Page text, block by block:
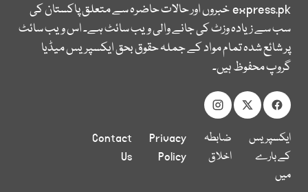
express.pkخبروں اور حالات حاضرہ سے متعلق پاکستان کی
سب سے زیادہ وزٹ کی جانے والی ویب سائٹ ہے۔ اس ویب سائٹ
پر شائع شدہ تمام مواد کے جملہ حقوق بحق ایکسپریس میڈیا
گروپ محفوظ ہیں۔
ایکسپریس
کے بارے
میں
ضابطہ
اخلاق
Privacy
Policy
Contact
Us